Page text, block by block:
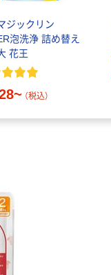
ジックリン
泡洗浄 詰め替え
花王
（税込）